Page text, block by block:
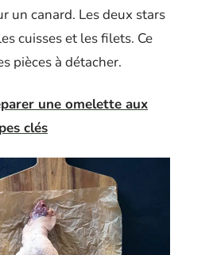
un canard. Les deux stars
cuisses et les filets. Ce
pièces à détacher.
une omelette aux
clés